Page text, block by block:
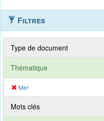
Filtres
Type de document
Thématique
Mer
Mots clés